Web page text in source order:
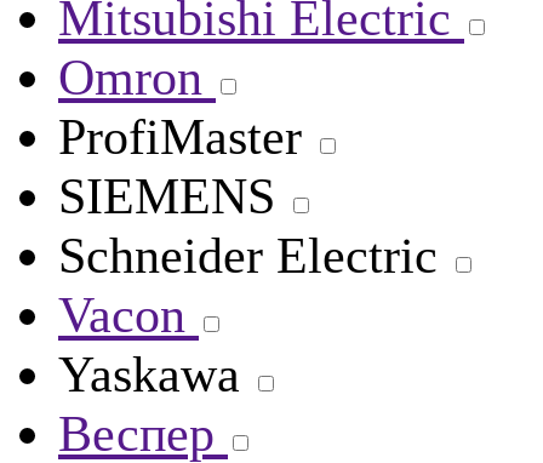
Mitsubishi Electric
Omron
ProfiMaster
SIEMENS
Schneider Electric
Vacon
Yaskawa
Веспер